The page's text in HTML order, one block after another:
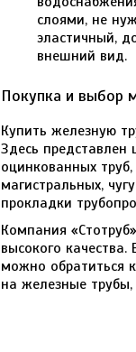
слоями, не
эластичный,
внешний вид.
Покупка и выбор
Купить железную
Здесь
оцинкованных
магистральных,
прокладки
Компания
высокого
можно обратиться
на железные трубы,